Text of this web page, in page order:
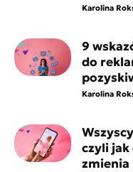
Karolina
9
do
Karolina
czyli jak
zmienia